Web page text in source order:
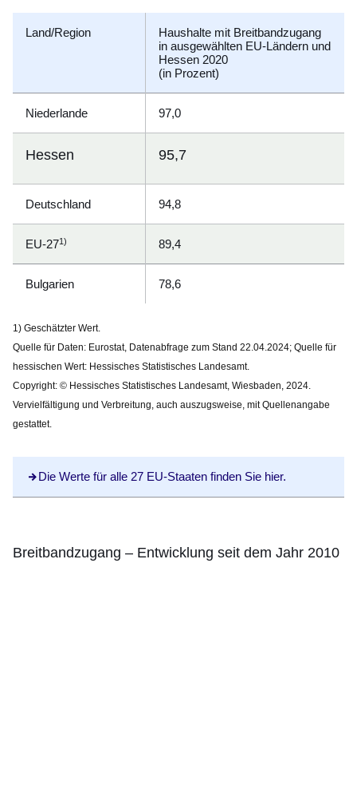
Land/Region
Haushalte mit Breitbandzugang
in ausgewählten EU-Ländern und
Hessen 2020
(in Prozent)
Niederlande 97,0
Hessen 95,7
Deutschland 94,8
EU-271) 89,4
Bulgarien 78,6
1) Geschätzter Wert.
Quelle für Daten: Eurostat, Datenabfrage zum Stand 22.04.2024; Quelle für
hessischen Wert: Hessisches Statistisches Landesamt.
Copyright: © Hessisches Statistisches Landesamt, Wiesbaden, 2024.
Vervielfältigung und Verbreitung, auch auszugsweise, mit Quellenangabe
gestattet.
Die Werte für alle 27 EU-Staaten finden Sie hier.
Breitbandzugang – Entwicklung seit dem Jahr 2010